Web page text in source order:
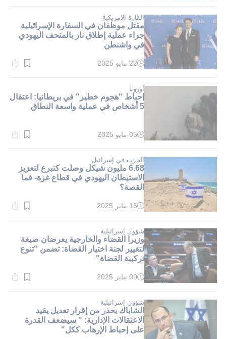
دقيقة.
القارة الامريكية
مقتل موظفان في السفارة الإسرائيلية
جراء عملية إطلاق نار بالمتحف اليهودي
في واشنطن
وقت
دقيقة.
22 مايو 2025
أوروبا
إحباط "هجوم خطير" في بريطانيا: اعتقال
5 أشخاص في عملية واسعة النطاق
وقت
دقيقة.
05 مايو 2025
الحرب في إسرائيل
6.68 مليون شيكل وصلت كتبرع لتعزيز
الاستيطان اليهودي في قطاع غزة- فما
القصة؟
وقت
دقيقة.
16 يناير 2025
شؤون إسرائيلية
وزيرا القضاء والخارجية يعرضان صيغة
لتغيير لجنة اختيار القضاة: تضمن "تنوع
تركيبة القضاة"
وقت
دقيقة.
09 يناير 2025
شؤون إسرائيلية
الشاباك يحذر من إقرار تعديل يقيد
الاعتقالات الإدارية: " سيضعف القدرة
على إحباط الإرهاب ككل"